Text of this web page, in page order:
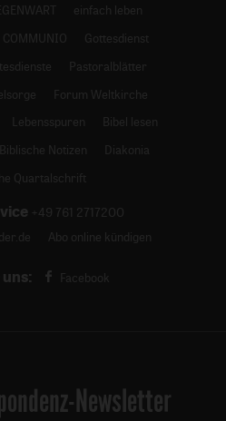
einfach leben
COMMUNIO
Gottesdienst
Pastoralblätter
Forum Weltkirche
Lebensspuren
Bibel lesen
Biblische Notizen
Diakonia
Quartalschrift
+49 761 2717200
Abo online kündigen
Facebook
Newsletter